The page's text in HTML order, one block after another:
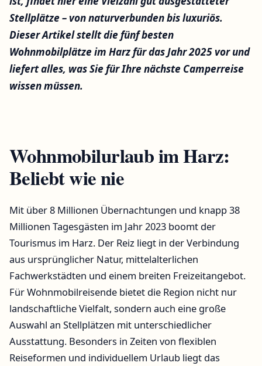
Stellplätze – von naturverbunden bis luxuriös.
Dieser Artikel stellt die fünf besten
Wohnmobilplätze im Harz für das Jahr 2025 vor und
liefert alles, was Sie für Ihre nächste Camperreise
wissen müssen.
Wohnmobilurlaub im Harz:
Beliebt wie nie
Mit über 8 Millionen Übernachtungen und knapp 38
Millionen Tagesgästen im Jahr 2023 boomt der
Tourismus im Harz. Der Reiz liegt in der Verbindung
aus ursprünglicher Natur, mittelalterlichen
Fachwerkstädten und einem breiten Freizeitangebot.
Für Wohnmobilreisende bietet die Region nicht nur
landschaftliche Vielfalt, sondern auch eine große
Auswahl an Stellplätzen mit unterschiedlicher
Ausstattung. Besonders in Zeiten von flexiblen
Reiseformen und individuellem Urlaub liegt das